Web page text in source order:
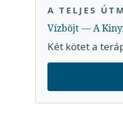
A TELJES
Vízböjt — A
Két kötet a